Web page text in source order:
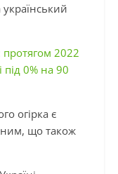
український
протягом 2022
під 0% на 90
огірка є
що також